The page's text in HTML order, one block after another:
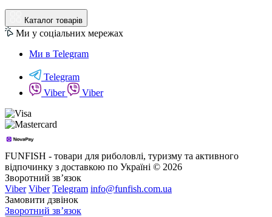
Каталог товарів
Ми у соціальних мережах
Ми в Telegram
Telegram
Viber
Viber
FUNFISH - товари для риболовлі, туризму та активного
відпочинку з доставкою по Україні © 2026
Зворотний зв’язок
Viber Viber Telegram info@funfish.com.ua
Замовити дзвінок
Зворотний зв’язок